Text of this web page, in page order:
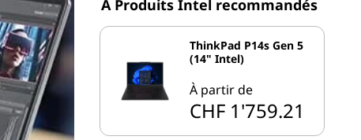
A Produits Intel recommandés
ThinkPad P14s Gen 5
(14" Intel)
À partir de
CHF 1'759.21